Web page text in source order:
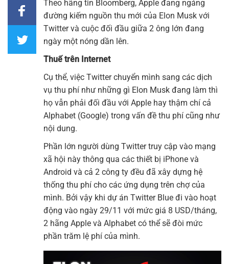
Theo hãng tin Bloomberg, Apple đang ngáng
đường kiếm nguồn thu mới của Elon Musk với
Twitter và cuộc đối đầu giữa 2 ông lớn đang
ngày một nóng dần lên.
Thuế trên Internet
Cụ thể, việc Twitter chuyển mình sang các dịch
vụ thu phí như những gì Elon Musk đang làm thì
họ vẫn phải đối đầu với Apple hay thậm chí cả
Alphabet (Google) trong vấn đề thu phí cũng như
nội dung.
Phần lớn người dùng Twitter truy cập vào mạng
xã hội này thông qua các thiết bị iPhone và
Android và cả 2 công ty đều đã xây dựng hệ
thống thu phí cho các ứng dụng trên chợ của
mình. Bởi vậy khi dự án Twitter Blue đi vào hoạt
động vào ngày 29/11 với mức giá 8 USD/tháng,
2 hãng Apple và Alphabet có thể sẽ đòi mức
phần trăm lệ phí của mình.